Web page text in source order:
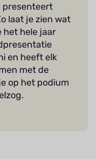
presenteert
laat je zien wat
het hele jaar
en heeft elk
met de
op het podium